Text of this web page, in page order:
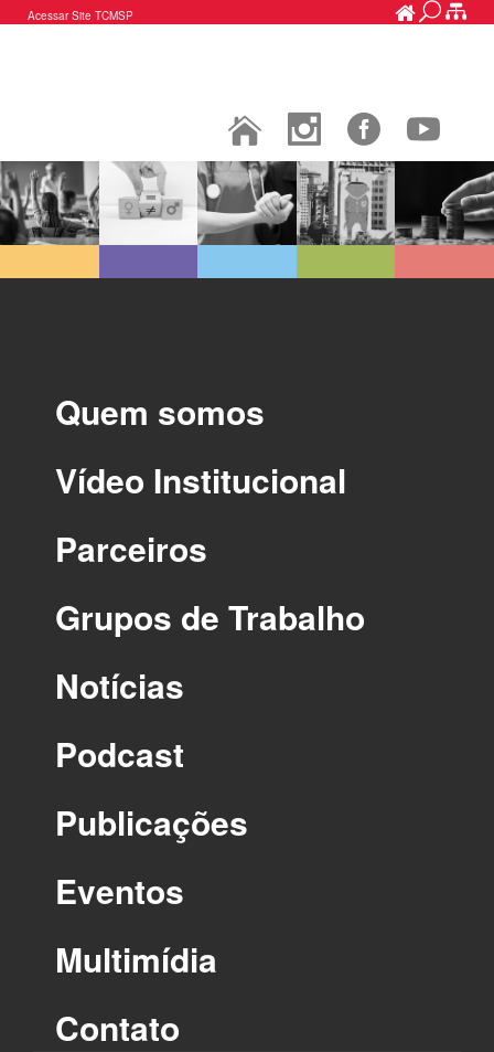
Acessar Site TCMSP
Quem somos
Vídeo Institucional
Parceiros
Grupos de Trabalho
Notícias
Podcast
Publicações
Eventos
Multimídia
Contato